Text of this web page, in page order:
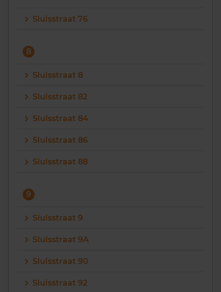
Sluisstraat 76
8
Sluisstraat 8
Sluisstraat 82
Sluisstraat 84
Sluisstraat 86
Sluisstraat 88
9
Sluisstraat 9
Sluisstraat 9A
Sluisstraat 90
Sluisstraat 92